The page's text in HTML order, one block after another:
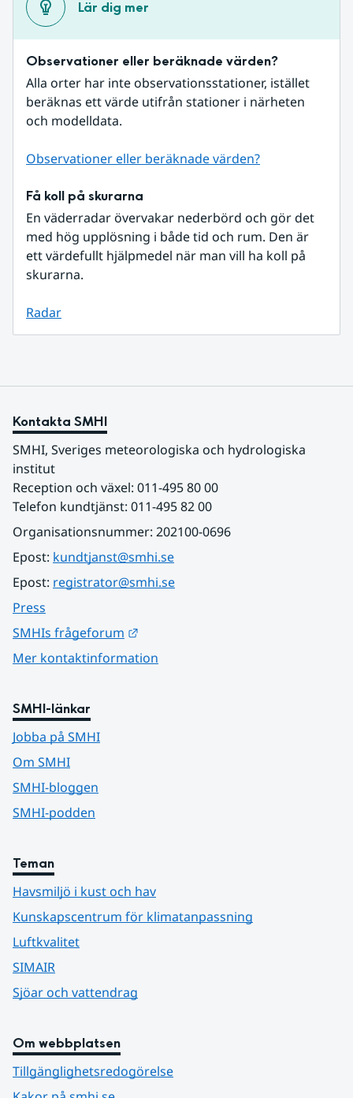
Lär dig mer
Observationer eller beräknade värden?
Alla orter har inte observationsstationer, istället
beräknas ett värde utifrån stationer i närheten
och modelldata.
Observationer eller beräknade värden?
Få koll på skurarna
En väderradar övervakar nederbörd och gör det
med hög upplösning i både tid och rum. Den är
ett värdefullt hjälpmedel när man vill ha koll på
skurarna.
Radar
Kontakta SMHI
SMHI, Sveriges meteorologiska och hydrologiska
institut
Reception och växel: 011-495 80 00
Telefon kundtjänst: 011-495 82 00
Organisationsnummer: 202100-0696
Epost: kundtjanst@smhi.se
Epost: registrator@smhi.se
Press
SMHIs frågeforum
Mer kontaktinformation
SMHI-länkar
Jobba på SMHI
Om SMHI
SMHI-bloggen
SMHI-podden
Teman
Havsmiljö i kust och hav
Kunskapscentrum för klimatanpassning
Luftkvalitet
SIMAIR
Sjöar och vattendrag
Om webbplatsen
Tillgänglighetsredogörelse